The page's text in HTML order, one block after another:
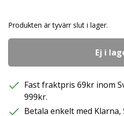
Produkten är tyvärr slut i lager.
Ej i
Fast fraktpris 69kr inom
999kr.
Betala enkelt med